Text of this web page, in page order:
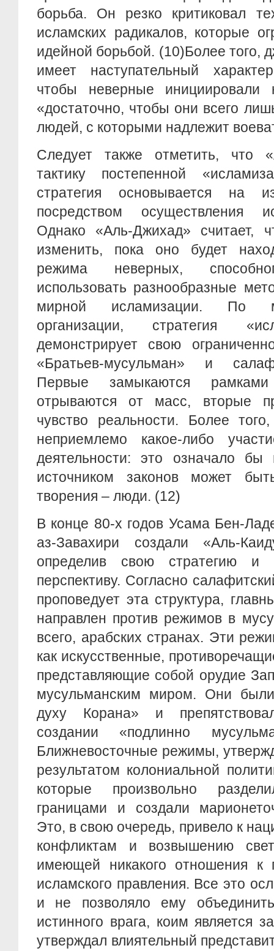
борьба. Он резко критиковал
исламских радикалов, которые
идейной борьбой. (10)Более того,
имеет наступательный
чтобы неверные инициировали
«достаточно, чтобы они всего
людей, с которыми надлежит
Следует также отметить, что
тактику постепенной
стратегия основывается на
посредством осуществления
Однако «Аль-Джихад» считает,
изменить, пока оно будет
режима неверных,
использовать разнообразные
мирной исламизации. По
организации, стратегия
демонстрирует свою
«Братьев-мусульман» и
Первые замыкаются
отрываются от масс, вторые
чувство реальности. Более
неприемлемо какое-либо
деятельности: это означало бы
источником законов может
творения – люди. (12)
В конце 80-х годов Усама Бен-
аз-Завахири создали «Аль-
определив свою стратегию
перспективу. Согласно
проповедует эта структура,
направлен против режимов в
всего, арабских странах. Эти
как искусственные,
представляющие собой орудие
мусульманским миром. Они
духу Корана» и
создании «подлинно
Ближневосточные режимы,
результатом колониальной
которые произвольно
границами и создали
Это, в свою очередь, привело к
конфликтам и возвышению
имеющей никакого отношения к
исламского правления. Все это
и не позволяло ему
истинного врага, коим является
утверждал влиятельный